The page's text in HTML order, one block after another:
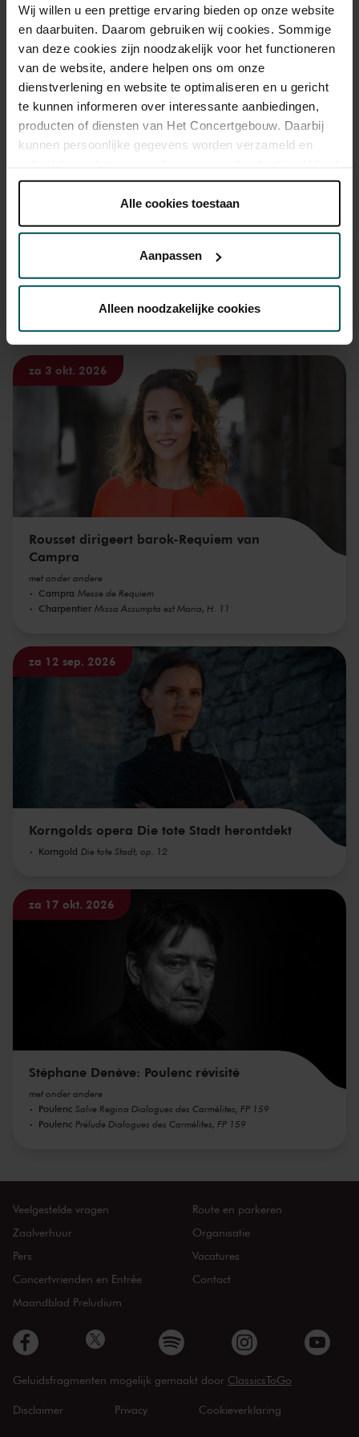
Wij willen u een prettige ervaring bieden op onze website
en daarbuiten. Daarom gebruiken wij cookies. Sommige
van deze cookies zijn noodzakelijk voor het functioneren
van de website, andere helpen ons om onze
dienstverlening en website te optimaliseren en u gericht
te kunnen informeren over interessante aanbiedingen,
producten of diensten van Het Concertgebouw. Daarbij
kunnen persoonlijke gegevens worden verzameld en
onder 'aanpassen' zelf welke cookies wij mogen
Lees onze cookieverklaring hier. Lees onze
Via decookieverklaringop onze website kunt u uw
We werken samen met
die uw gegevens
kunnen ontvangen en verwerken.
Alle cookies toestaan
Aanpassen
Alleen noodzakelijke cookies
Drankjes zijn bij de prijs inbegrepen. Ben je jonger dan 30
jaar? Eventuele sprintkaarten zijn 4 uur van tevoren via de
online bestelflow beschikbaar.Meer informatie over
sprintkaarten
Prijzen zijn exclusief transactiekosten: € 5 per bestelling. Wilt
u rolstoelplaatsen bestellen? Mail naar
020 – 671 83 45.
Ook iets voor u?
za 3 okt. 2026
Rousset dirigeert barok-Requiem van
Campra
met onder andere
Campra Messe de Requiem
Charpentier Missa Assumpta est Maria, H. 11
za 12 sep. 2026
Korngolds opera Die tote Stadt herontdekt
Korngold Die tote Stadt, op. 12
za 17 okt. 2026
Stéphane Denève: Poulenc révisité
met onder andere
Poulenc Salve Regina Dialogues des Carmélites, FP 159
Poulenc Prélude Dialogues des Carmélites, FP 159
Veelgestelde vragen
Zaalverhuur
Pers
Concertvrienden en Entrée
Maandblad Preludium
Route en parkeren
Organisatie
Vacatures
Contact
Geluidsfragmenten mogelijk gemaakt door ClassicsToGo
Disclaimer Privacy Cookieverklaring